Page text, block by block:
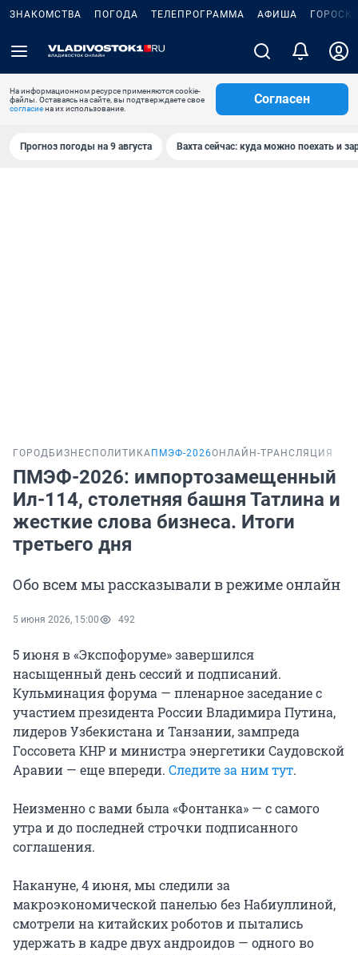
ЗНАКОМСТВА ПОГОДА ТЕЛЕПРОГРАММА АФИША
На информационном ресурсе применяются cookie-
файлы. Оставаясь на сайте, вы подтверждаете свое
согласиена их использование.
Согласен
Прогноз погоды на 9 августа Вахта сейчас: куда можно поехать и
ГОРОД БИЗНЕС ПОЛИТИКА ПМЭФ-2026ОНЛАЙН-ТРАНСЛЯЦИЯ
ПМЭФ-2026: импортозамещенный
Ил-114, столетняя башня Татлина и
жесткие слова бизнеса. Итоги
третьего дня
Обо всем мы рассказывали в режиме онлайн
5 июня 2026, 15:00 492
5 июня в «Экспофоруме» завершился
насыщенный день сессий и подписаний.
Кульминация форума — пленарное заседание с
участием президента России Владимира Путина,
лидеров Узбекистана и Танзании, зампреда
Госсовета КНР и министра энергетики Саудовской
Аравии — еще впереди. Следите за ним тут.
Неизменно с вами была «Фонтанка» — с самого
утра и до последней строчки подписанного
соглашения.
Накануне, 4 июня, мы следили за
макроэкономической панелью без Набиуллиной,
смотрели на китайских роботов и пытались
удержать в кадре двух андроидов — одного во